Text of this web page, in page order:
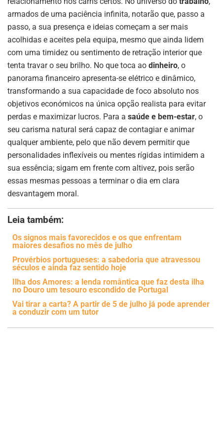
armados de uma paciência infinita, notarão que, passo a
passo, a sua presença e ideias começam a ser mais
acolhidas e aceites pela equipa, mesmo que ainda lidem
com uma timidez ou sentimento de retração interior que
tenta travar o seu brilho. No que toca ao dinheiro, o
panorama financeiro apresenta-se elétrico e dinâmico,
transformando a sua capacidade de foco absoluto nos
objetivos económicos na única opção realista para evitar
perdas e maximizar lucros. Para a saúde e bem-estar, o
seu carisma natural será capaz de contagiar e animar
qualquer ambiente, pelo que não devem permitir que
personalidades inflexíveis ou mentes rígidas intimidem a
sua essência; sigam em frente com altivez, pois serão
essas mesmas pessoas a terminar o dia em clara
desvantagem moral.
Leia também:
Os signos mais favorecidos e os que enfrentam
maiores desafios no mês de julho
Provérbios portugueses: a sabedoria que atravessou
séculos e ainda faz sentido hoje
Ilha dos Amores: a lenda romântica que faz desta ilha
no Douro um tesouro escondido de Portugal
Vai tirar a carta? A partir de 5 de julho já pode aprender
a conduzir com um tutor